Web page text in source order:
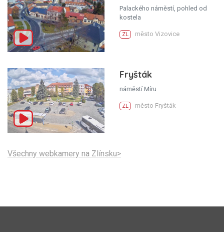
Palackého náměstí, pohled od
kostela
ZL město Vizovice
Fryšták
náměstí Míru
ZL město Fryšták
Všechny webkamery na Zlínsku>